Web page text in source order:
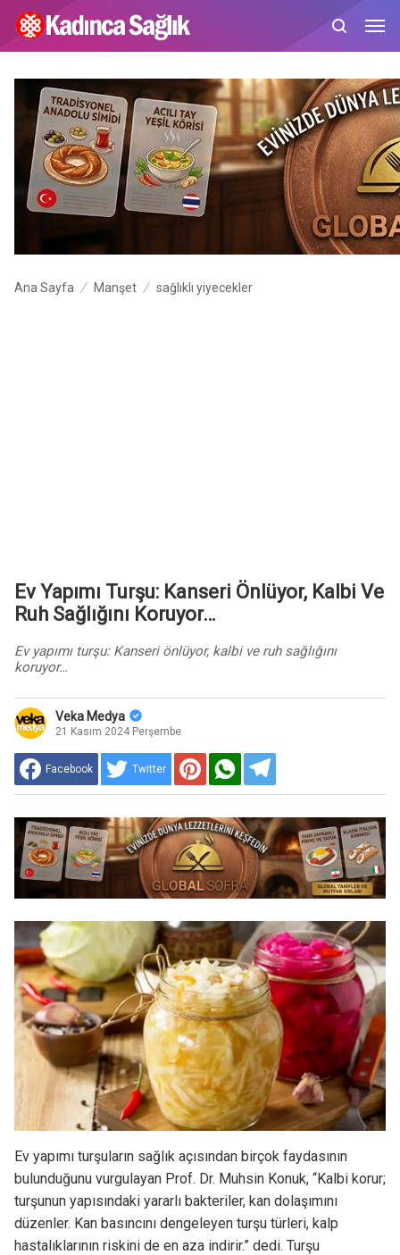
Ana Sayfa Manşet sağlıklı yiyecekler
Ev Yapımı Turşu: Kanseri Önlüyor, Kalbi Ve
Ruh Sağlığını Koruyor…
Ev yapımı turşu: Kanseri önlüyor, kalbi ve ruh sağlığını
koruyor…
Veka Medya
21 Kasım 2024 Perşembe
Facebook Twitter
Ev yapımı turşuların sağlık açısından birçok faydasının
bulunduğunu vurgulayan Prof. Dr. Muhsin Konuk, “Kalbi korur;
turşunun yapısındaki yararlı bakteriler, kan dolaşımını
düzenler. Kan basıncını dengeleyen turşu türleri, kalp
hastalıklarının riskini de en aza indirir.” dedi. Turşu